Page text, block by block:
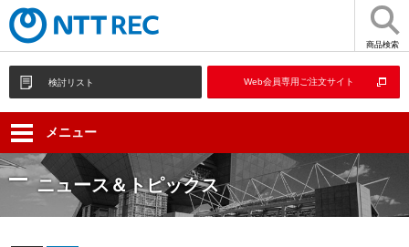
商品検索
検討リスト Web会員専用ご注文サイト
メニュー
ニュース＆トピックス